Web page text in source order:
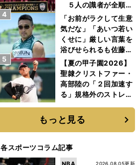
５人の識者が全順位
を大胆予想
「お前がラクして生意
気だな」「あいつ若い
くせに」厳しい言葉を
浴びせられるも佐藤慎
太郎が貫いた誇りとフ
ァンへの思い
4
【夏の甲子園2026】
聖隷クリストファー・
高部陸の「２回加速す
る」規格外のストレー
く大学進学を選ぶ理由
5
もっと見る
各スポーツコラム記事
2026.08.05更新